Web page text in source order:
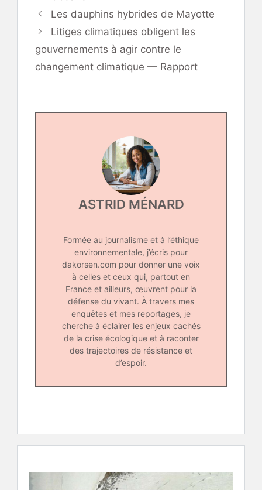
Les dauphins hybrides de Mayotte
Litiges climatiques obligent les
gouvernements à agir contre le
changement climatique — Rapport
ASTRID MÉNARD
Formée au journalisme et à l’éthique
environnementale, j’écris pour
dakorsen.com pour donner une voix
à celles et ceux qui, partout en
France et ailleurs, œuvrent pour la
défense du vivant. À travers mes
enquêtes et mes reportages, je
cherche à éclairer les enjeux cachés
de la crise écologique et à raconter
des trajectoires de résistance et
d’espoir.